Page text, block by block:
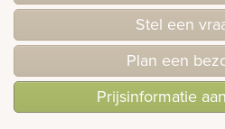
Stel een
Plan een
Prijsinformatie